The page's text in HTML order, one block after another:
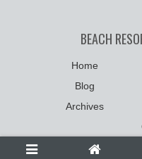
BEACH
Home
Blog
Archives
©2004-2025